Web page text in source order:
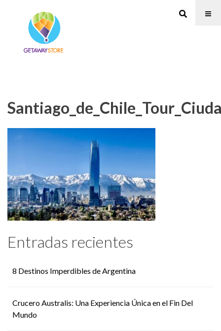
Entradas recientes
8 Destinos Imperdibles de Argentina
Crucero Australis: Una Experiencia Única en el Fin Del
Mundo